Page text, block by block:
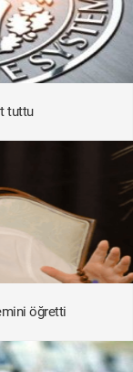
tuttu
öğretti